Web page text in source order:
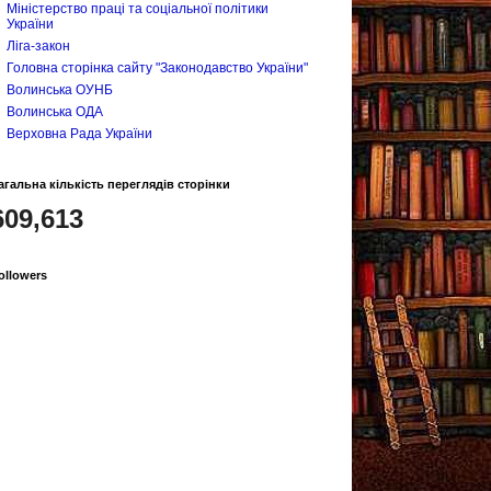
Міністерство праці та соціальної політики
України
Ліга-закон
Головна сторiнка сайту "Законодавство України"
Волинська ОУНБ
Волинська ОДА
Верховна Рада України
кількість переглядів сторінки